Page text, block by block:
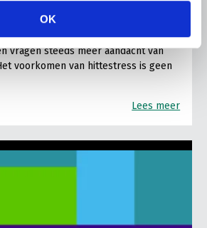
OKmeer aandacht
bij paarden
vragen steeds meer aandacht van
voorkomen van hittestress is geen
Lees meer